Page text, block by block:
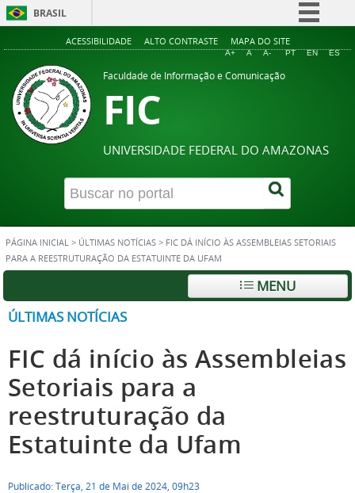
BRASIL
Simplifique!
ACESSIBILIDADE ALTO CONTRASTE MAPA DO SITE
A+ A A- PT EN ES
Faculdade de Informação e Comunicação
FIC
UNIVERSIDADE FEDERAL DO AMAZONAS
PÁGINA INICIAL > ÚLTIMAS NOTÍCIAS > FIC DÁ INÍCIO ÀS ASSEMBLEIAS SETORIAIS
PARA A REESTRUTURAÇÃO DA ESTATUINTE DA UFAM
MENU
ÚLTIMAS NOTÍCIAS
FIC dá início às Assembleias
Setoriais para a
reestruturação da
Estatuinte da Ufam
Publicado: Terça, 21 de Mai de 2024, 09h23